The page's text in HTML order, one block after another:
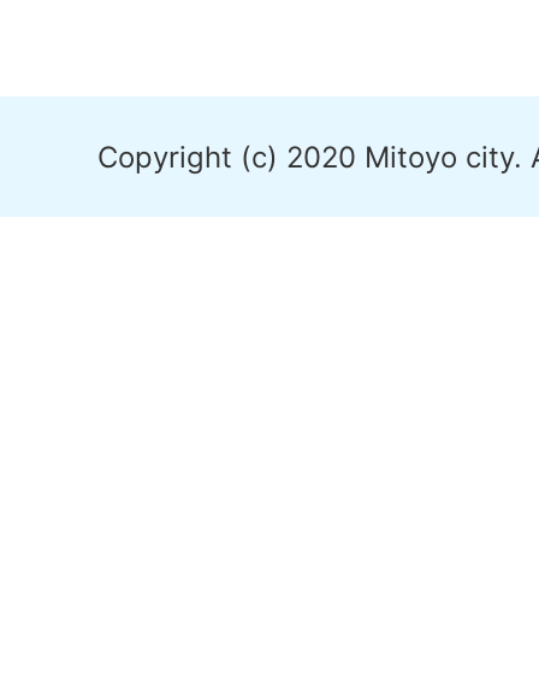
Copyright (c) 2020 Mitoyo city.